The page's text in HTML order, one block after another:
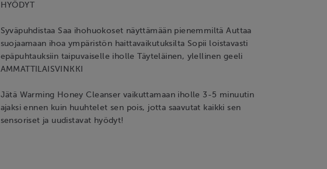
HYÖDYT
Syväpuhdistaa Saa ihohuokoset näyttämään pienemmiltä Auttaa
suojaamaan ihoa ympäristön haittavaikutuksilta Sopii loistavasti
epäpuhtauksiin taipuvaiselle iholle Täyteläinen, ylellinen geeli
AMMATTILAISVINKKI
Jätä Warming Honey Cleanser vaikuttamaan iholle 3-5 minuutin
ajaksi ennen kuin huuhtelet sen pois, jotta saavutat kaikki sen
sensoriset ja uudistavat hyödyt!